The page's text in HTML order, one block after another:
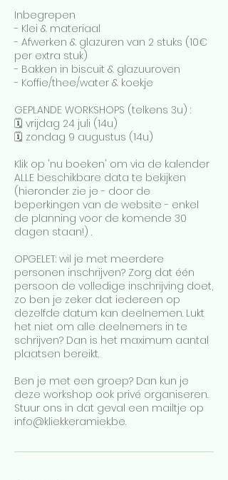
Inbegrepen
- Klei & materiaal
- Afwerken & glazuren van 2 stuks (10€
per extra stuk)
- Bakken in biscuit & glazuuroven
- Koffie/thee/water & koekje
GEPLANDE WORKSHOPS (telkens 3u) :
🗓️ vrijdag 24 juli (14u)
🗓️ zondag 9 augustus (14u)
Klik op 'nu boeken' om via de kalender
ALLE beschikbare data te bekijken
(hieronder zie je - door de
beperkingen van de website - enkel
de planning voor de komende 30
dagen staan!) .
OPGELET: wil je met meerdere
personen inschrijven? Zorg dat één
persoon de volledige inschrijving doet,
zo ben je zeker dat iedereen op
dezelfde datum kan deelnemen. Lukt
het niet om alle deelnemers in te
schrijven? Dan is het maximum aantal
plaatsen bereikt.
Ben je met een groep? Dan kun je
deze workshop ook privé organiseren.
Stuur ons in dat geval een mailtje op
info@kliekkeramiek.be.